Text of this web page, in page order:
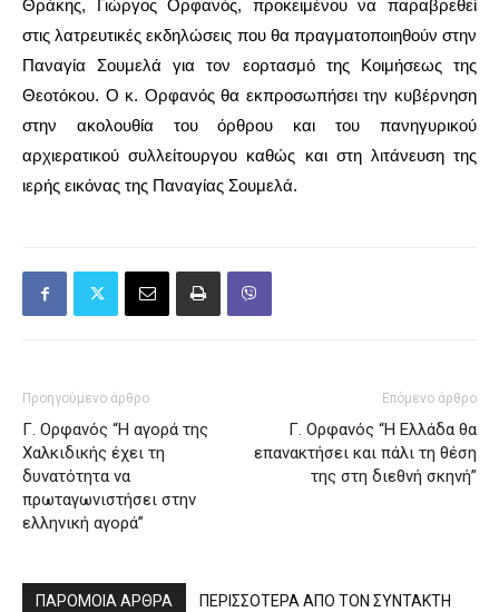
Θράκης, Γιώργος Ορφανός, προκειμένου να παραβρεθεί
στις λατρευτικές εκδηλώσεις που θα πραγματοποιηθούν στην
Παναγία Σουμελά για τον εορτασμό της Κοιμήσεως της
Θεοτόκου. Ο κ. Ορφανός θα εκπροσωπήσει την κυβέρνηση
στην ακολουθία του όρθρου και του πανηγυρικού
αρχιερατικού συλλείτουργου καθώς και στη λιτάνευση της
ιερής εικόνας της Παναγίας Σουμελά.
Προηγούμενο άρθρο
Γ. Ορφανός “Η αγορά της
Χαλκιδικής έχει τη
δυνατότητα να
πρωταγωνιστήσει στην
ελληνική αγορά”
Επόμενο άρθρο
Γ. Ορφανός “Η Ελλάδα θα
επανακτήσει και πάλι τη θέση
της στη διεθνή σκηνή”
ΠΑΡΟΜΟΙΑ ΑΡΘΡΑ ΠΕΡΙΣΣΟΤΕΡΑ ΑΠΟ ΤΟΝ ΣΥΝΤΑΚΤΗ